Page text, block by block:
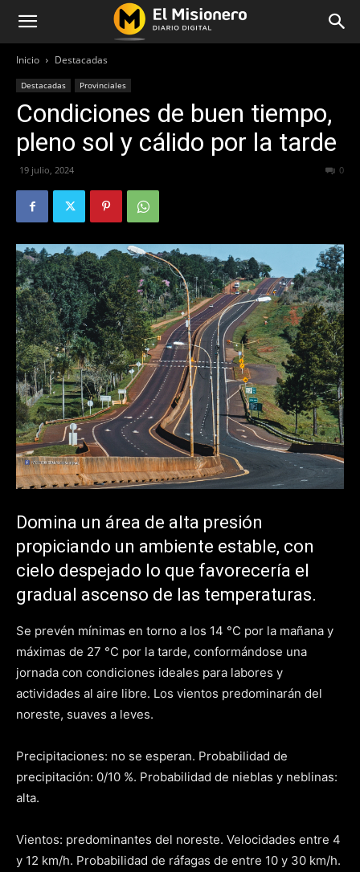
Inicio Destacadas
Destacadas Provinciales
Condiciones de buen tiempo,
pleno sol y cálido por la tarde
19 julio, 2024 0
Domina un área de alta presión
propiciando un ambiente estable, con
cielo despejado lo que favorecería el
gradual ascenso de las temperaturas.
Se prevén mínimas en torno a los 14 °C por la mañana y
máximas de 27 °C por la tarde, conformándose una
jornada con condiciones ideales para labores y
actividades al aire libre. Los vientos predominarán del
noreste, suaves a leves.
Precipitaciones: no se esperan. Probabilidad de
precipitación: 0/10 %. Probabilidad de nieblas y neblinas:
alta.
Vientos: predominantes del noreste. Velocidades entre 4
y 12 km/h. Probabilidad de ráfagas de entre 10 y 30 km/h.